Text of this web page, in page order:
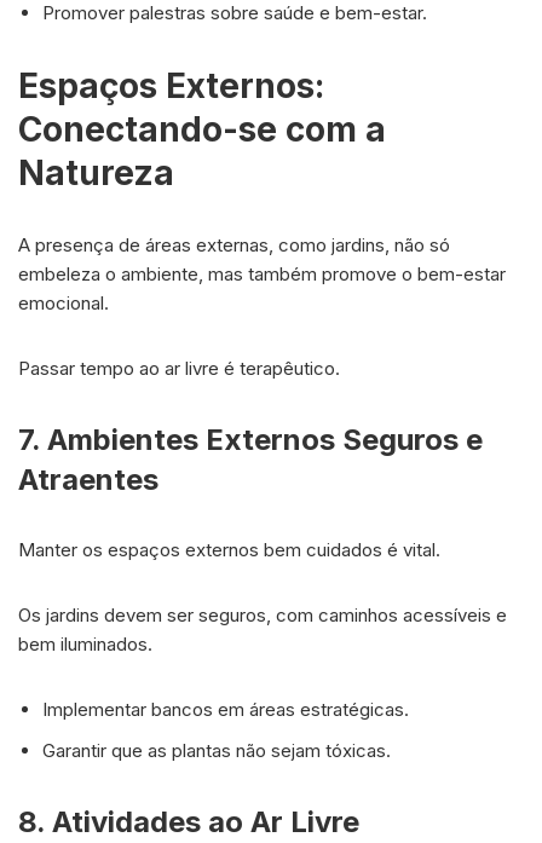
Promover palestras sobre saúde e bem-estar.
Espaços Externos:
Conectando-se com a
Natureza
A presença de áreas externas, como jardins, não só
embeleza o ambiente, mas também promove o bem-estar
emocional.
Passar tempo ao ar livre é terapêutico.
7. Ambientes Externos Seguros e
Atraentes
Manter os espaços externos bem cuidados é vital.
Os jardins devem ser seguros, com caminhos acessíveis e
bem iluminados.
Implementar bancos em áreas estratégicas.
Garantir que as plantas não sejam tóxicas.
8. Atividades ao Ar Livre